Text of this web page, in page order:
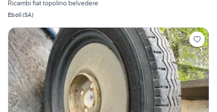
Ricambi fiat topolino belvedere
Eboli(SA)